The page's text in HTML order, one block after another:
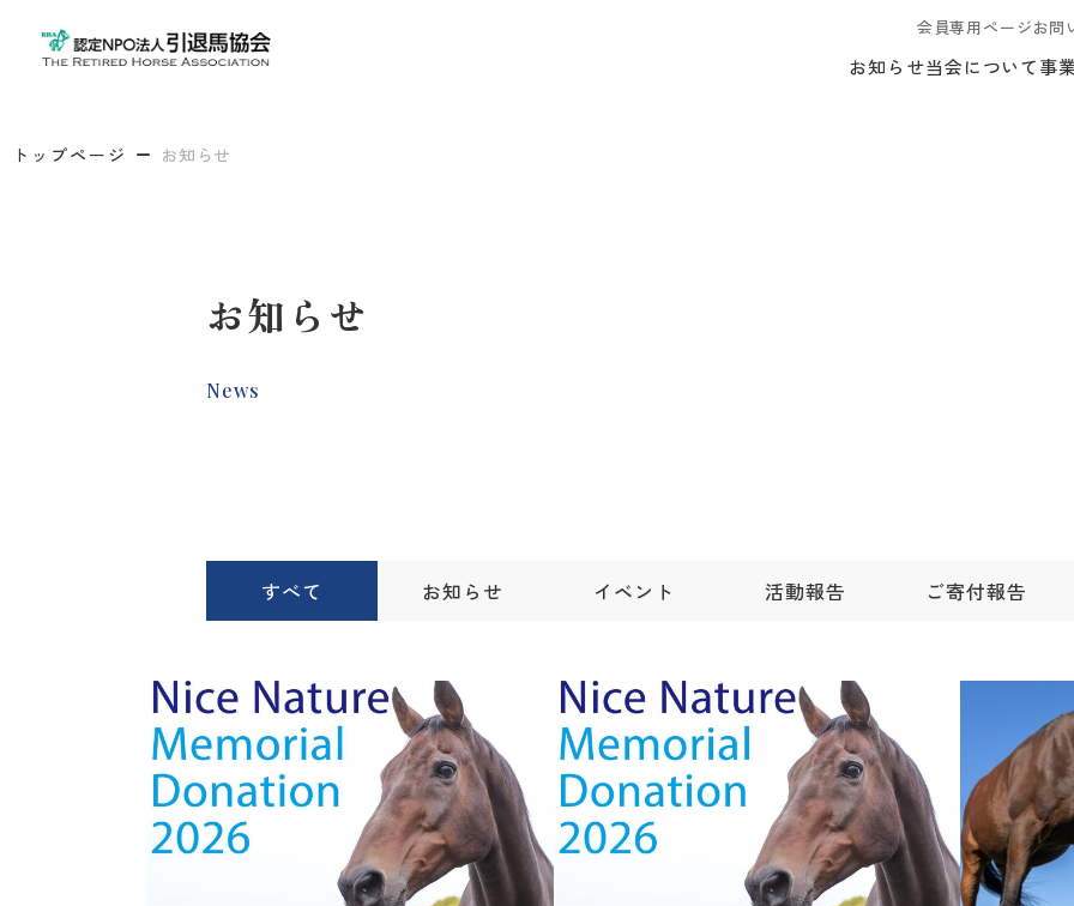
会員専用ページお問
お知らせ当会について事
トップページ お知らせ
お知らせ
News
すべて お知らせ イベント 活動報告 ご寄付報告